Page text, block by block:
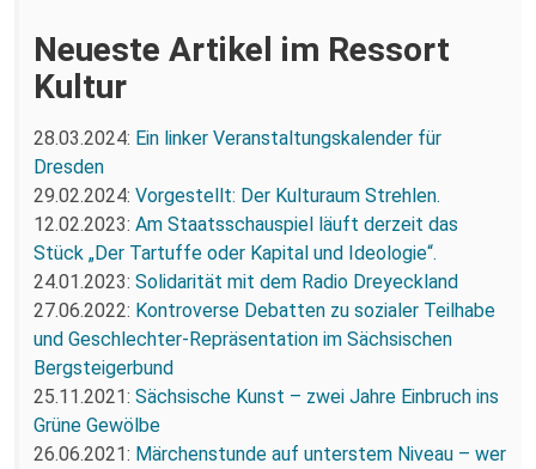
Neueste Artikel im Ressort
Kultur
28.03.2024: Ein linker Veranstaltungskalender für
Dresden
29.02.2024: Vorgestellt: Der Kulturaum Strehlen.
12.02.2023: Am Staatsschauspiel läuft derzeit das
Stück „Der Tartuffe oder Kapital und Ideologie“.
24.01.2023: Solidarität mit dem Radio Dreyeckland
27.06.2022: Kontroverse Debatten zu sozialer Teilhabe
und Geschlechter-Repräsentation im Sächsischen
Bergsteigerbund
25.11.2021: Sächsische Kunst – zwei Jahre Einbruch ins
Grüne Gewölbe
26.06.2021: Märchenstunde auf unterstem Niveau – wer